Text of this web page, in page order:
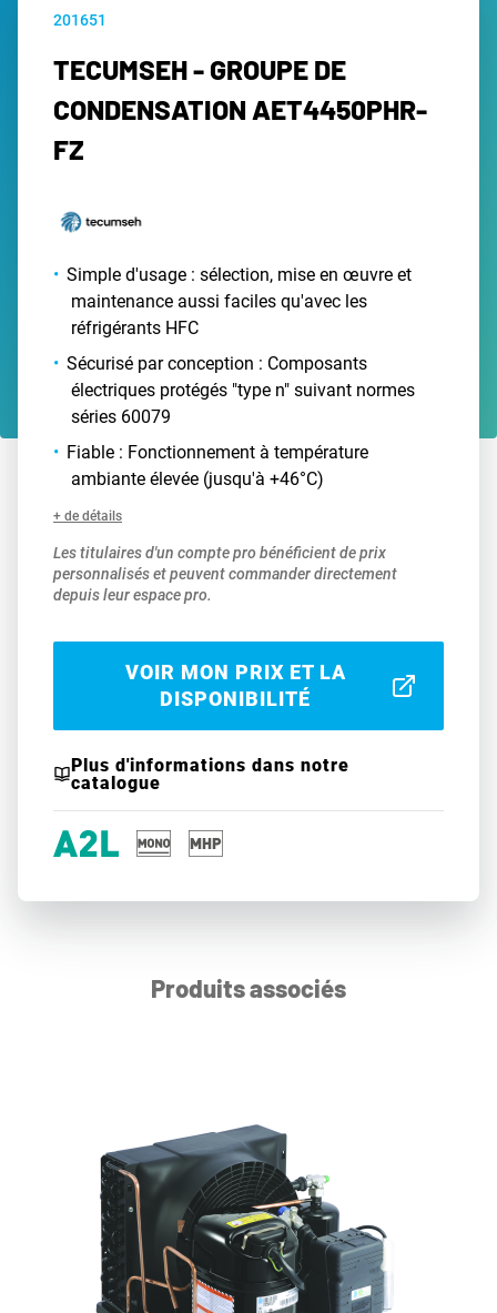
201651
TECUMSEH - GROUPE DE
CONDENSATION AET4450PHR-
FZ
Simple d'usage : sélection, mise en œuvre et
maintenance aussi faciles qu'avec les
réfrigérants HFC
Sécurisé par conception : Composants
électriques protégés "type n" suivant normes
séries 60079
Fiable : Fonctionnement à température
ambiante élevée (jusqu'à +46°C)
+ de détails
Les titulaires d'un compte pro bénéficient de prix
personnalisés et peuvent commander directement
depuis leur espace pro.
VOIR MON PRIX ET LA
DISPONIBILITÉ
Plus d'informations dans notre
catalogue
Produits associés